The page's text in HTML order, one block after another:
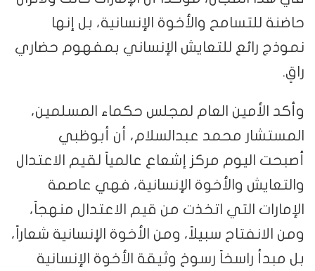
حاضنة للتسامح والأخوة الإنسانية، بل إنها
نموذج رائع للتعايش الإنساني بمفهوم حضاري
راقٍ.
وأكد الأمين العام لمجلس حكماء المسلمين،
المستشار محمد عبدالسلام، أن أبوظبي
أصبحت اليوم مركز إشعاع عالمياً لقيم الاعتدال
والتعايش والأخوة الإنسانية، فهي عاصمة
الإمارات التي اتخذت من قيم الاعتدال منهجاً،
ومن الانفتاح سبيلاً، ومن الأخوة الإنسانية شعاراً،
بل مبدأ راسخاً رسوخ وثيقة الأخوة الإنسانية